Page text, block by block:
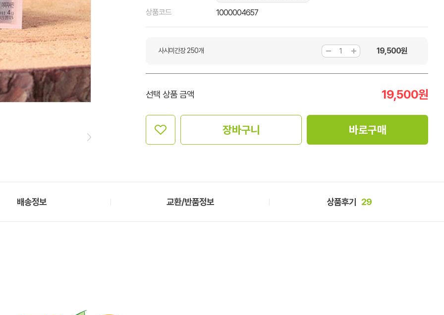
상품코드 1000004657
사시미간장 250개 19,500원
선택 상품 금액 19,500원
장바구니 바로구매
배송정보 교환/반품정보 상품후기 29